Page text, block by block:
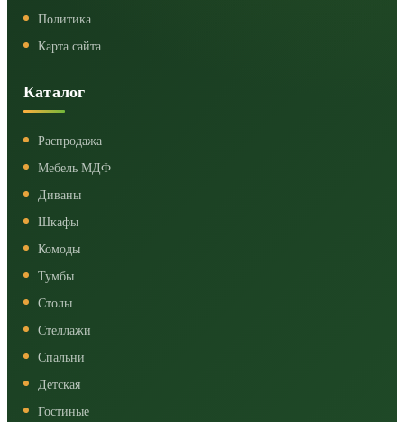
Политика
Карта сайта
Каталог
Распродажа
Мебель МДФ
Диваны
Шкафы
Комоды
Тумбы
Столы
Стеллажи
Спальни
Детская
Гостиные